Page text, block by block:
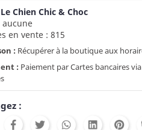
Le Chien Chic & Choc
aucune
en vente : 815
: Récupérer à la boutique aux
: Paiement par Cartes bancaires
: